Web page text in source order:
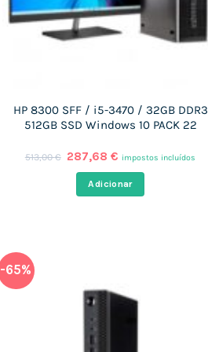
HP 8300 SFF / i5-3470 / 32GB DDR3
512GB SSD Windows 10 PACK 22
513,00€ O
original
era:
287,68€ O
preço
atual
é:
impostos incluídos
Adicionar
-65%